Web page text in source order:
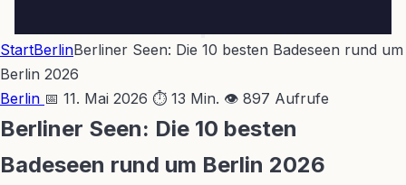
StartBerlinBerliner Seen: Die 10 besten Badeseen rund um
Berlin 2026
Berlin 📅 11. Mai 2026 ⏱ 13 Min. 👁 897 Aufrufe
Berliner Seen: Die 10 besten
Badeseen rund um Berlin 2026